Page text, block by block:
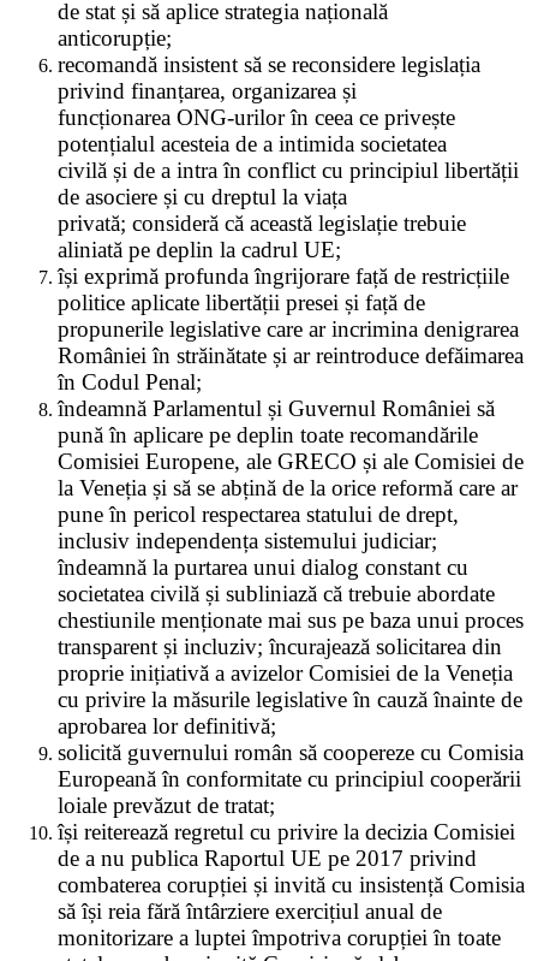
de stat și să aplice strategia națională
anticorupție;
recomandă insistent să se reconsidere legislația
privind finanțarea, organizarea și
funcționarea ONG-urilor în ceea ce privește
potențialul acesteia de a intimida societatea
civilă și de a intra în conflict cu principiul libertății
de asociere și cu dreptul la viața
privată; consideră că această legislație trebuie
aliniată pe deplin la cadrul UE;
își exprimă profunda îngrijorare față de restricțiile
politice aplicate libertății presei și față de
propunerile legislative care ar incrimina denigrarea
României în străinătate și ar reintroduce defăimarea
în Codul Penal;
îndeamnă Parlamentul și Guvernul României să
pună în aplicare pe deplin toate recomandările
Comisiei Europene, ale GRECO și ale Comisiei de
la Veneția și să se abțină de la orice reformă care ar
pune în pericol respectarea statului de drept,
inclusiv independența sistemului judiciar;
îndeamnă la purtarea unui dialog constant cu
societatea civilă și subliniază că trebuie abordate
chestiunile menționate mai sus pe baza unui proces
transparent și incluziv; încurajează solicitarea din
proprie inițiativă a avizelor Comisiei de la Veneția
cu privire la măsurile legislative în cauză înainte de
aprobarea lor definitivă;
solicită guvernului român să coopereze cu Comisia
Europeană în conformitate cu principiul cooperării
loiale prevăzut de tratat;
își reiterează regretul cu privire la decizia Comisiei
de a nu publica Raportul UE pe 2017 privind
combaterea corupției și invită cu insistență Comisia
să își reia fără întârziere exercițiul anual de
monitorizare a luptei împotriva corupției în toate